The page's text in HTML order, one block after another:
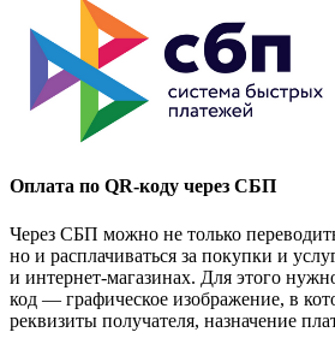
Оплата по QR-коду через СБП
Через СБП можно не только
но и расплачиваться за покупки и
и интернет-магазинах. Для этого
код — графическое изображение, в
реквизиты получателя, назначение